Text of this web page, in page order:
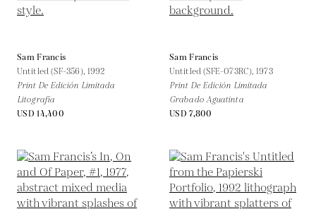
Sam Francis
Untitled (SF-356), 1992
Print De Edición Limitada
Litografía
USD 14,400
Sam Francis
Untitled (SFE-073RC),1973
Print De Edición Limitada
Grabado Aguatinta
USD 7,800